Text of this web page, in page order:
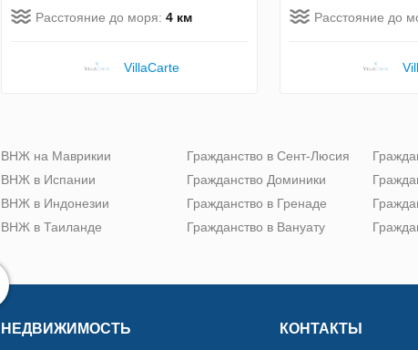
Расстояние до моря: 4 км
VillaСarte
Расстояние до
ВНЖ на Маврикии
ВНЖ в Испании
ВНЖ в Индонезии
ВНЖ в Таиланде
Гражданство в Сент-Люсия
Гражданство Доминики
Гражданство в Гренаде
Гражданство в Вануату
НЕДВИЖИМОСТЬ КОНТАКТЫ